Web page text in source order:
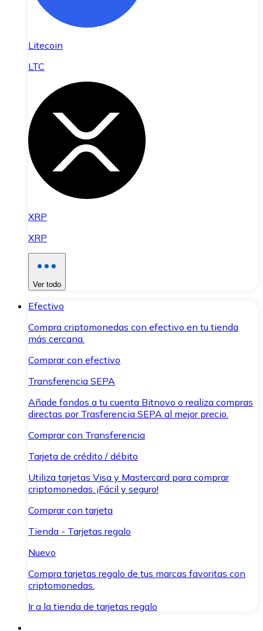
Litecoin
LTC
XRP
XRP
Ver todo
Efectivo
Compra criptomonedas con efectivo en tu tienda
más cercana.
Comprar con efectivo
Transferencia SEPA
Añade fondos a tu cuenta Bitnovo o realiza compras
directas por Trasferencia SEPA al mejor precio.
Comprar con Transferencia
Tarjeta de crédito / débito
Utiliza tarjetas Visa y Mastercard para comprar
criptomonedas. ¡Fácil y seguro!
Comprar con tarjeta
Tienda - Tarjetas regalo
Nuevo
Compra tarjetas regalo de tus marcas favoritas con
criptomonedas.
Ir a la tienda de tarjetas regalo